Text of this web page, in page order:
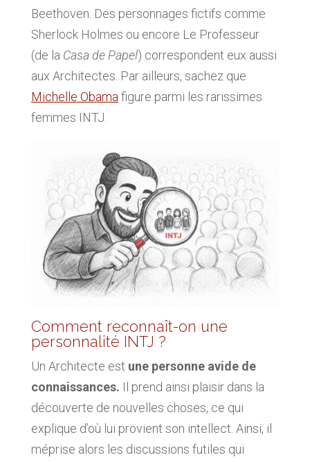
Beethoven. Des personnages fictifs comme
Sherlock Holmes ou encore Le Professeur
(de la Casa de Papel) correspondent eux aussi
aux Architectes. Par ailleurs, sachez que
Michelle Obamafigure parmi les rarissimes
femmes INTJ.
Comment reconnaît-on une
personnalité INTJ ?
Un Architecte est une personne avide de
connaissances. Il prend ainsi plaisir dans la
découverte de nouvelles choses, ce qui
explique d’où lui provient son intellect. Ainsi, il
méprise alors les discussions futiles qui